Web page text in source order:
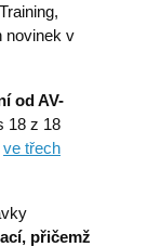
novinek v
od AV-
18 z 18
ve třech
přičemž